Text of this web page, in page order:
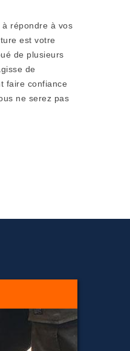
à répondre à vos
est votre
de plusieurs
de
faire confiance
ne serez pas